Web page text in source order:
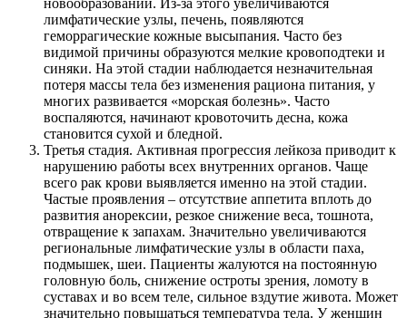
новообразований. Из-за этого увеличиваются
лимфатические узлы, печень, появляются
геморрагические кожные высыпания. Часто без
видимой причины образуются мелкие кровоподтеки и
синяки. На этой стадии наблюдается незначительная
потеря массы тела без изменения рациона питания, у
многих развивается «морская болезнь». Часто
воспаляются, начинают кровоточить десна, кожа
становится сухой и бледной.
Третья стадия. Активная прогрессия лейкоза приводит к
нарушению работы всех внутренних органов. Чаще
всего рак крови выявляется именно на этой стадии.
Частые проявления – отсутствие аппетита вплоть до
развития анорексии, резкое снижение веса, тошнота,
отвращение к запахам. Значительно увеличиваются
региональные лимфатические узлы в области паха,
подмышек, шеи. Пациенты жалуются на постоянную
головную боль, снижение остроты зрения, ломоту в
суставах и во всем теле, сильное вздутие живота. Может
значительно повышаться температура тела. У женщин